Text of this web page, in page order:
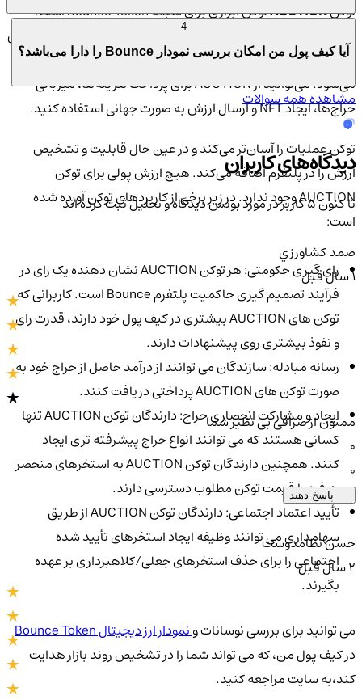
توکنAUCTION
توکن ابزاری برای شبکه Bounce Token است.
AUCTION یک توکن ERC-20 است که بر روی بلاک چین اتریوم زندگی
می کند. برای ارسال ارزش و تعامل با ویژگی‌های Bounce استفاده
می‌شود. می‌توانید از AUCTION برای پرداخت هزینه‌ها، میزبانی
حراج‌ها، ایجاد NFT و ارسال ارزش به صورت جهانی استفاده کنید.
توکن عملیات را آسان‌تر می‌کند و در عین حال قابلیت و تشخیص
ارزش را در پلتفرم اضافه می‌کند. هیچ ارزش پولی برای توکن
AUCTION وجود ندارد. در زیر برخی از کاربردهای توکن آورده شده
است:
رای گیری حکومتی: هر توکن AUCTION نشان دهنده یک رای در
فرآیند تصمیم گیری حاکمیت پلتفرم Bounce است. کاربرانی که
توکن های AUCTION بیشتری در کیف پول خود دارند، قدرت رای
و نفوذ بیشتری روی پیشنهادات دارند.
رسانه مبادله: سازندگان می توانند از درآمد حاصل از حراج خود به
صورت توکن های AUCTION پرداختی دریافت کنند.
ایجاد و مشارکت انحصاری حراج: دارندگان توکن AUCTION تنها
کسانی هستند که می توانند انواع حراج پیشرفته تری ایجاد
کنند. همچنین دارندگان توکن AUCTION به استخرهای منحصر
به فرد با قیمت توکن مطلوب دسترسی دارند.
تأیید اعتماد اجتماعی: دارندگان توکن AUCTION از طریق
سهامداری می توانند وظیفه ایجاد استخرهای تأیید شده
اجتماعی را برای حذف استخرهای جعلی/کلاهبرداری بر عهده
بگیرند.
می توانید برای بررسی نوسانات ونمودار ارز دیجیتال Bounce Token
در کیف پول من، که می تواند شما را در تشخیص روند بازار هدایت
کند،به سایت مراجعه کنید.
آیا کیف پول من امکان بررسی نمودار Bounce را دارا می‌باشد؟
مشاهده همه سوالات
دیدگاه‌های کاربران
تا کنون 5 کاربر در مورد بونسدیدگاه و تحلیل ثبت کرده اند
صمد كشاورزي
ممنون از صرافی بی نظیر شما
پاسخ دهید
حسن نظامدوست